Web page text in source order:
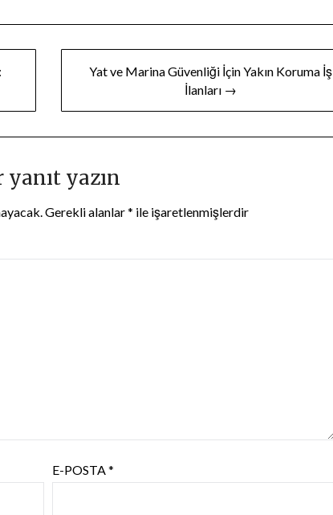
Yat ve Marina Güvenliği İçin Yakın Koruma İş
İlanları →
yanıt yazın
Gerekli alanlar* ile işaretlenmişlerdir
E-POSTA*